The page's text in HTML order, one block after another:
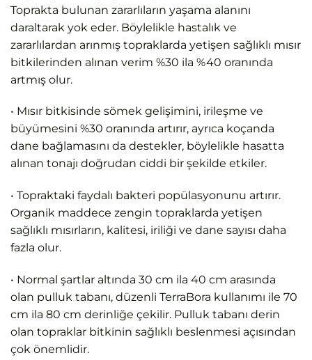
Toprakta bulunan zararlıların yaşama alanını
daraltarak yok eder. Böylelikle hastalık ve
zararlılardan arınmış topraklarda yetişen sağlıklı mısır
bitkilerinden alınan verim %30 ila %40 oranında
artmış olur.
• Mısır bitkisinde sömek gelişimini, irileşme ve
büyümesini %30 oranında artırır, ayrıca koçanda
dane bağlamasını da destekler, böylelikle hasatta
alınan tonajı doğrudan ciddi bir şekilde etkiler.
• Topraktaki faydalı bakteri popülasyonunu artırır.
Organik maddece zengin topraklarda yetişen
sağlıklı mısırların, kalitesi, iriliği ve dane sayısı daha
fazla olur.
• Normal şartlar altında 30 cm ila 40 cm arasında
olan pulluk tabanı, düzenli TerraBora kullanımı ile 70
cm ila 80 cm derinliğe çekilir. Pulluk tabanı derin
olan topraklar bitkinin sağlıklı beslenmesi açısından
çok önemlidir.